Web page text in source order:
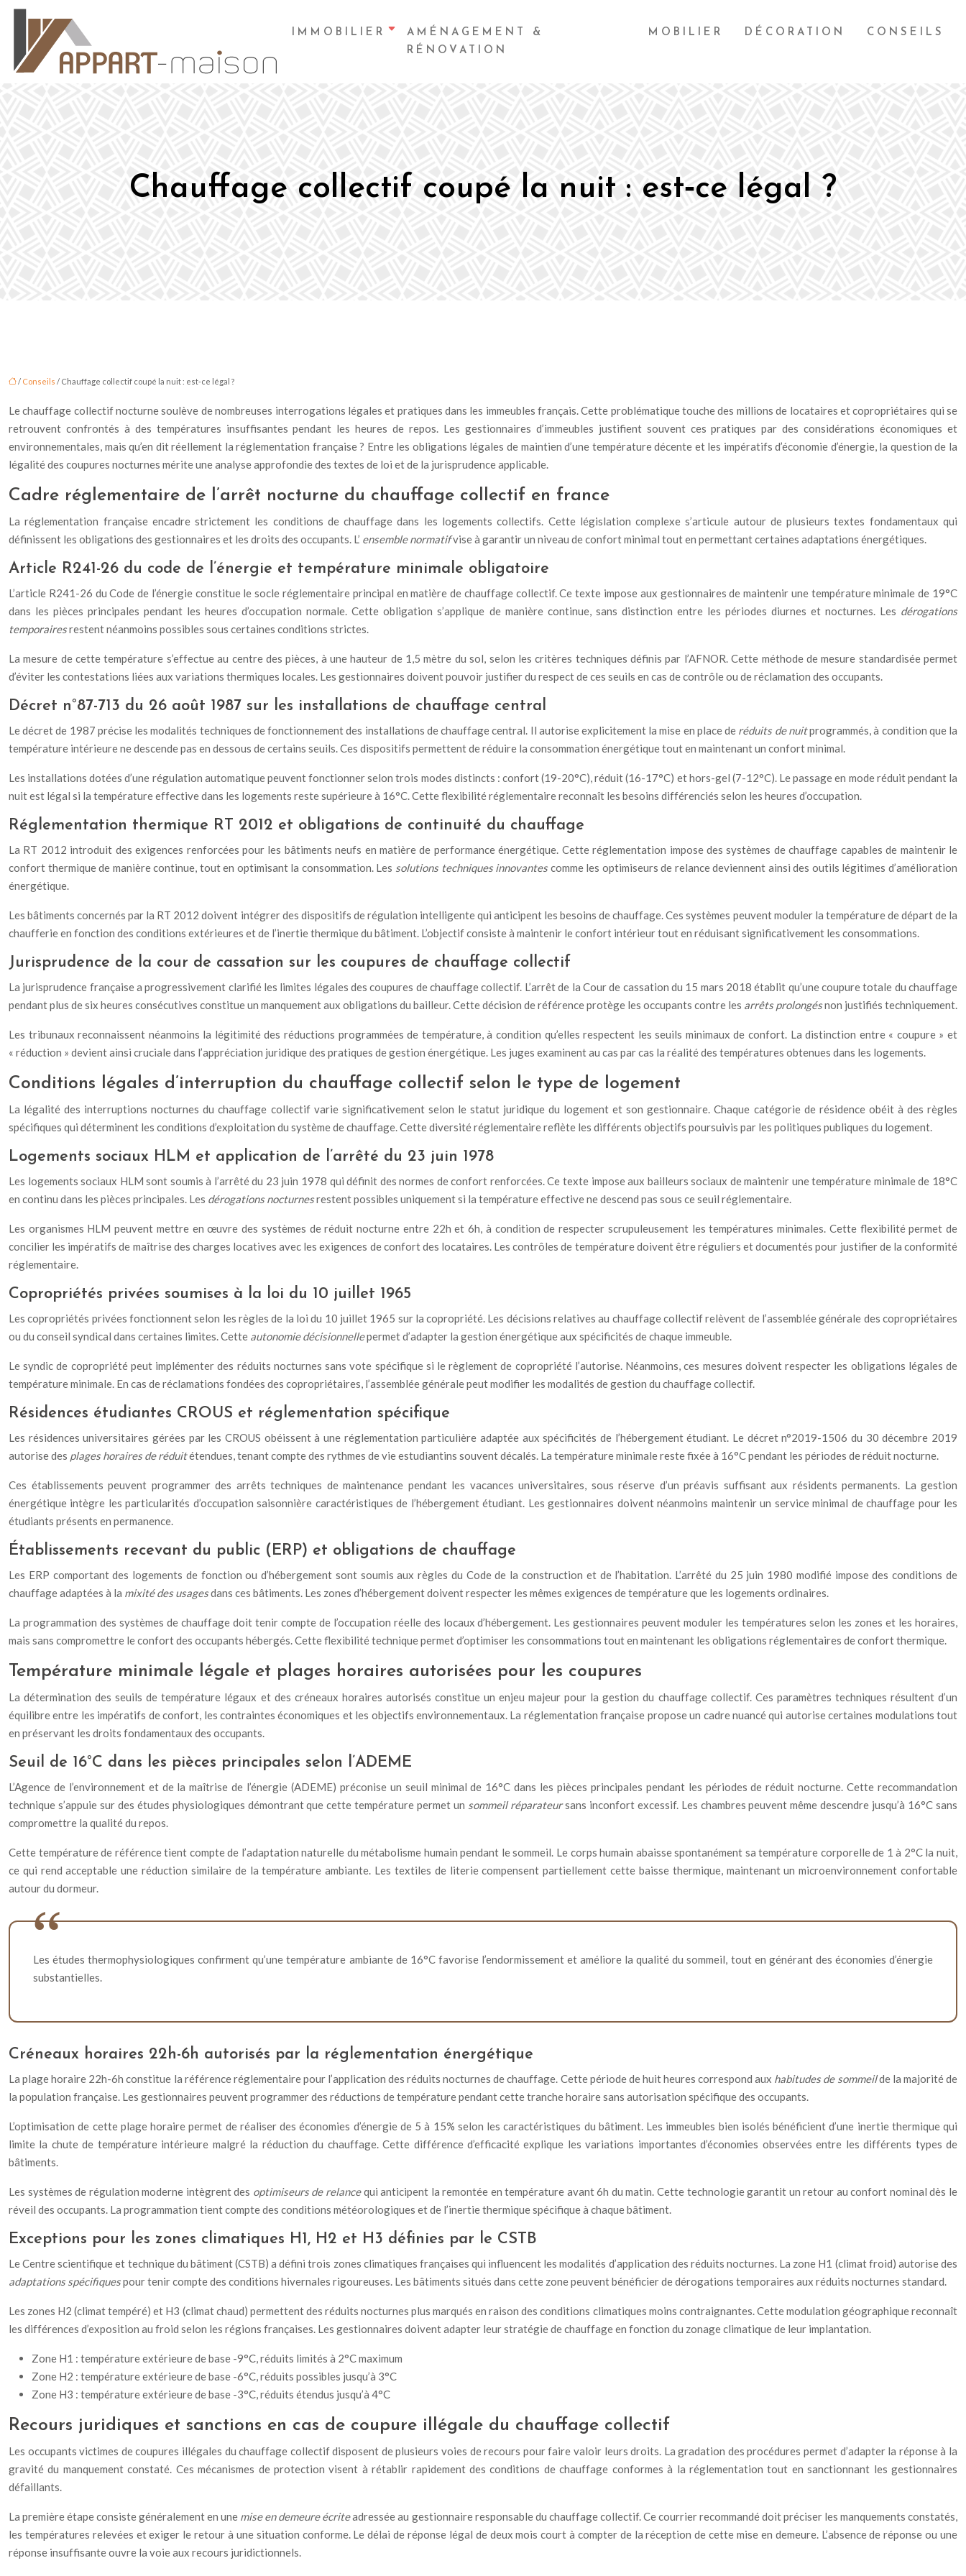
IMMOBILIER
AMÉNAGEMENT &
RÉNOVATION
MOBILIER DÉCORATION CONSEILS
Chauffage collectif coupé la nuit : est‑ce légal ?
/ Conseils / Chauffage collectif coupé la nuit : est‑ce légal ?
Le chauffage collectif nocturne soulève de nombreuses interrogations légales et pratiques dans les immeubles français. Cette problématique touche des millions de locataires et copropriétaires qui se
retrouvent confrontés à des températures insuffisantes pendant les heures de repos. Les gestionnaires d’immeubles justifient souvent ces pratiques par des considérations économiques et
environnementales, mais qu’en dit réellement la réglementation française ? Entre les obligations légales de maintien d’une température décente et les impératifs d’économie d’énergie, la question de la
légalité des coupures nocturnes mérite une analyse approfondie des textes de loi et de la jurisprudence applicable.
Cadre réglementaire de l’arrêt nocturne du chauffage collectif en france
La réglementation française encadre strictement les conditions de chauffage dans les logements collectifs. Cette législation complexe s’articule autour de plusieurs textes fondamentaux qui
définissent les obligations des gestionnaires et les droits des occupants. L’ ensemble normatifvise à garantir un niveau de confort minimal tout en permettant certaines adaptations énergétiques.
Article R241-26 du code de l’énergie et température minimale obligatoire
L’article R241-26 du Code de l’énergie constitue le socle réglementaire principal en matière de chauffage collectif. Ce texte impose aux gestionnaires de maintenir une température minimale de 19°C
dans les pièces principales pendant les heures d’occupation normale. Cette obligation s’applique de manière continue, sans distinction entre les périodes diurnes et nocturnes. Les dérogations
temporairesrestent néanmoins possibles sous certaines conditions strictes.
La mesure de cette température s’effectue au centre des pièces, à une hauteur de 1,5 mètre du sol, selon les critères techniques définis par l’AFNOR. Cette méthode de mesure standardisée permet
d’éviter les contestations liées aux variations thermiques locales. Les gestionnaires doivent pouvoir justifier du respect de ces seuils en cas de contrôle ou de réclamation des occupants.
Décret n°87-713 du 26 août 1987 sur les installations de chauffage central
Le décret de 1987 précise les modalités techniques de fonctionnement des installations de chauffage central. Il autorise explicitement la mise en place de réduits de nuitprogrammés, à condition que la
température intérieure ne descende pas en dessous de certains seuils. Ces dispositifs permettent de réduire la consommation énergétique tout en maintenant un confort minimal.
Les installations dotées d’une régulation automatique peuvent fonctionner selon trois modes distincts : confort (19-20°C), réduit (16-17°C) et hors-gel (7-12°C). Le passage en mode réduit pendant la
nuit est légal si la température effective dans les logements reste supérieure à 16°C. Cette flexibilité réglementaire reconnaît les besoins différenciés selon les heures d’occupation.
Réglementation thermique RT 2012 et obligations de continuité du chauffage
La RT 2012 introduit des exigences renforcées pour les bâtiments neufs en matière de performance énergétique. Cette réglementation impose des systèmes de chauffage capables de maintenir le
confort thermique de manière continue, tout en optimisant la consommation. Les solutions techniques innovantescomme les optimiseurs de relance deviennent ainsi des outils légitimes d’amélioration
énergétique.
Les bâtiments concernés par la RT 2012 doivent intégrer des dispositifs de régulation intelligente qui anticipent les besoins de chauffage. Ces systèmes peuvent moduler la température de départ de la
chaufferie en fonction des conditions extérieures et de l’inertie thermique du bâtiment. L’objectif consiste à maintenir le confort intérieur tout en réduisant significativement les consommations.
Jurisprudence de la cour de cassation sur les coupures de chauffage collectif
La jurisprudence française a progressivement clarifié les limites légales des coupures de chauffage collectif. L’arrêt de la Cour de cassation du 15 mars 2018 établit qu’une coupure totale du chauffage
pendant plus de six heures consécutives constitue un manquement aux obligations du bailleur. Cette décision de référence protège les occupants contre les arrêts prolongésnon justifiés techniquement.
Les tribunaux reconnaissent néanmoins la légitimité des réductions programmées de température, à condition qu’elles respectent les seuils minimaux de confort. La distinction entre « coupure » et
« réduction » devient ainsi cruciale dans l’appréciation juridique des pratiques de gestion énergétique. Les juges examinent au cas par cas la réalité des températures obtenues dans les logements.
Conditions légales d’interruption du chauffage collectif selon le type de logement
La légalité des interruptions nocturnes du chauffage collectif varie significativement selon le statut juridique du logement et son gestionnaire. Chaque catégorie de résidence obéit à des règles
spécifiques qui déterminent les conditions d’exploitation du système de chauffage. Cette diversité réglementaire reflète les différents objectifs poursuivis par les politiques publiques du logement.
Logements sociaux HLM et application de l’arrêté du 23 juin 1978
Les logements sociaux HLM sont soumis à l’arrêté du 23 juin 1978 qui définit des normes de confort renforcées. Ce texte impose aux bailleurs sociaux de maintenir une température minimale de 18°C
en continu dans les pièces principales. Les dérogations nocturnesrestent possibles uniquement si la température effective ne descend pas sous ce seuil réglementaire.
Les organismes HLM peuvent mettre en œuvre des systèmes de réduit nocturne entre 22h et 6h, à condition de respecter scrupuleusement les températures minimales. Cette flexibilité permet de
concilier les impératifs de maîtrise des charges locatives avec les exigences de confort des locataires. Les contrôles de température doivent être réguliers et documentés pour justifier de la conformité
réglementaire.
Copropriétés privées soumises à la loi du 10 juillet 1965
Les copropriétés privées fonctionnent selon les règles de la loi du 10 juillet 1965 sur la copropriété. Les décisions relatives au chauffage collectif relèvent de l’assemblée générale des copropriétaires
ou du conseil syndical dans certaines limites. Cette autonomie décisionnellepermet d’adapter la gestion énergétique aux spécificités de chaque immeuble.
Le syndic de copropriété peut implémenter des réduits nocturnes sans vote spécifique si le règlement de copropriété l’autorise. Néanmoins, ces mesures doivent respecter les obligations légales de
température minimale. En cas de réclamations fondées des copropriétaires, l’assemblée générale peut modifier les modalités de gestion du chauffage collectif.
Résidences étudiantes CROUS et réglementation spécifique
Les résidences universitaires gérées par les CROUS obéissent à une réglementation particulière adaptée aux spécificités de l’hébergement étudiant. Le décret n°2019-1506 du 30 décembre 2019
autorise des plages horaires de réduitétendues, tenant compte des rythmes de vie estudiantins souvent décalés. La température minimale reste fixée à 16°C pendant les périodes de réduit nocturne.
Ces établissements peuvent programmer des arrêts techniques de maintenance pendant les vacances universitaires, sous réserve d’un préavis suffisant aux résidents permanents. La gestion
énergétique intègre les particularités d’occupation saisonnière caractéristiques de l’hébergement étudiant. Les gestionnaires doivent néanmoins maintenir un service minimal de chauffage pour les
étudiants présents en permanence.
Établissements recevant du public (ERP) et obligations de chauffage
Les ERP comportant des logements de fonction ou d’hébergement sont soumis aux règles du Code de la construction et de l’habitation. L’arrêté du 25 juin 1980 modifié impose des conditions de
chauffage adaptées à la mixité des usagesdans ces bâtiments. Les zones d’hébergement doivent respecter les mêmes exigences de température que les logements ordinaires.
La programmation des systèmes de chauffage doit tenir compte de l’occupation réelle des locaux d’hébergement. Les gestionnaires peuvent moduler les températures selon les zones et les horaires,
mais sans compromettre le confort des occupants hébergés. Cette flexibilité technique permet d’optimiser les consommations tout en maintenant les obligations réglementaires de confort thermique.
Température minimale légale et plages horaires autorisées pour les coupures
La détermination des seuils de température légaux et des créneaux horaires autorisés constitue un enjeu majeur pour la gestion du chauffage collectif. Ces paramètres techniques résultent d’un
équilibre entre les impératifs de confort, les contraintes économiques et les objectifs environnementaux. La réglementation française propose un cadre nuancé qui autorise certaines modulations tout
en préservant les droits fondamentaux des occupants.
Seuil de 16°C dans les pièces principales selon l’ADEME
L’Agence de l’environnement et de la maîtrise de l’énergie (ADEME) préconise un seuil minimal de 16°C dans les pièces principales pendant les périodes de réduit nocturne. Cette recommandation
technique s’appuie sur des études physiologiques démontrant que cette température permet un sommeil réparateursans inconfort excessif. Les chambres peuvent même descendre jusqu’à 16°C sans
compromettre la qualité du repos.
Cette température de référence tient compte de l’adaptation naturelle du métabolisme humain pendant le sommeil. Le corps humain abaisse spontanément sa température corporelle de 1 à 2°C la nuit,
ce qui rend acceptable une réduction similaire de la température ambiante. Les textiles de literie compensent partiellement cette baisse thermique, maintenant un microenvironnement confortable
autour du dormeur.
Les études thermophysiologiques confirment qu’une température ambiante de 16°C favorise l’endormissement et améliore la qualité du sommeil, tout en générant des économies d’énergie
substantielles.
Créneaux horaires 22h-6h autorisés par la réglementation énergétique
La plage horaire 22h-6h constitue la référence réglementaire pour l’application des réduits nocturnes de chauffage. Cette période de huit heures correspond aux habitudes de sommeilde la majorité de
la population française. Les gestionnaires peuvent programmer des réductions de température pendant cette tranche horaire sans autorisation spécifique des occupants.
L’optimisation de cette plage horaire permet de réaliser des économies d’énergie de 5 à 15% selon les caractéristiques du bâtiment. Les immeubles bien isolés bénéficient d’une inertie thermique qui
limite la chute de température intérieure malgré la réduction du chauffage. Cette différence d’efficacité explique les variations importantes d’économies observées entre les différents types de
bâtiments.
Les systèmes de régulation moderne intègrent des optimiseurs de relancequi anticipent la remontée en température avant 6h du matin. Cette technologie garantit un retour au confort nominal dès le
réveil des occupants. La programmation tient compte des conditions météorologiques et de l’inertie thermique spécifique à chaque bâtiment.
Exceptions pour les zones climatiques H1, H2 et H3 définies par le CSTB
Le Centre scientifique et technique du bâtiment (CSTB) a défini trois zones climatiques françaises qui influencent les modalités d’application des réduits nocturnes. La zone H1 (climat froid) autorise des
adaptations spécifiquespour tenir compte des conditions hivernales rigoureuses. Les bâtiments situés dans cette zone peuvent bénéficier de dérogations temporaires aux réduits nocturnes standard.
Les zones H2 (climat tempéré) et H3 (climat chaud) permettent des réduits nocturnes plus marqués en raison des conditions climatiques moins contraignantes. Cette modulation géographique reconnaît
les différences d’exposition au froid selon les régions françaises. Les gestionnaires doivent adapter leur stratégie de chauffage en fonction du zonage climatique de leur implantation.
Zone H1 : température extérieure de base -9°C, réduits limités à 2°C maximum
Zone H2 : température extérieure de base -6°C, réduits possibles jusqu’à 3°C
Zone H3 : température extérieure de base -3°C, réduits étendus jusqu’à 4°C
Recours juridiques et sanctions en cas de coupure illégale du chauffage collectif
Les occupants victimes de coupures illégales du chauffage collectif disposent de plusieurs voies de recours pour faire valoir leurs droits. La gradation des procédures permet d’adapter la réponse à la
gravité du manquement constaté. Ces mécanismes de protection visent à rétablir rapidement des conditions de chauffage conformes à la réglementation tout en sanctionnant les gestionnaires
défaillants.
La première étape consiste généralement en une mise en demeure écriteadressée au gestionnaire responsable du chauffage collectif. Ce courrier recommandé doit préciser les manquements constatés,
les températures relevées et exiger le retour à une situation conforme. Le délai de réponse légal de deux mois court à compter de la réception de cette mise en demeure. L’absence de réponse ou une
réponse insuffisante ouvre la voie aux recours juridictionnels.